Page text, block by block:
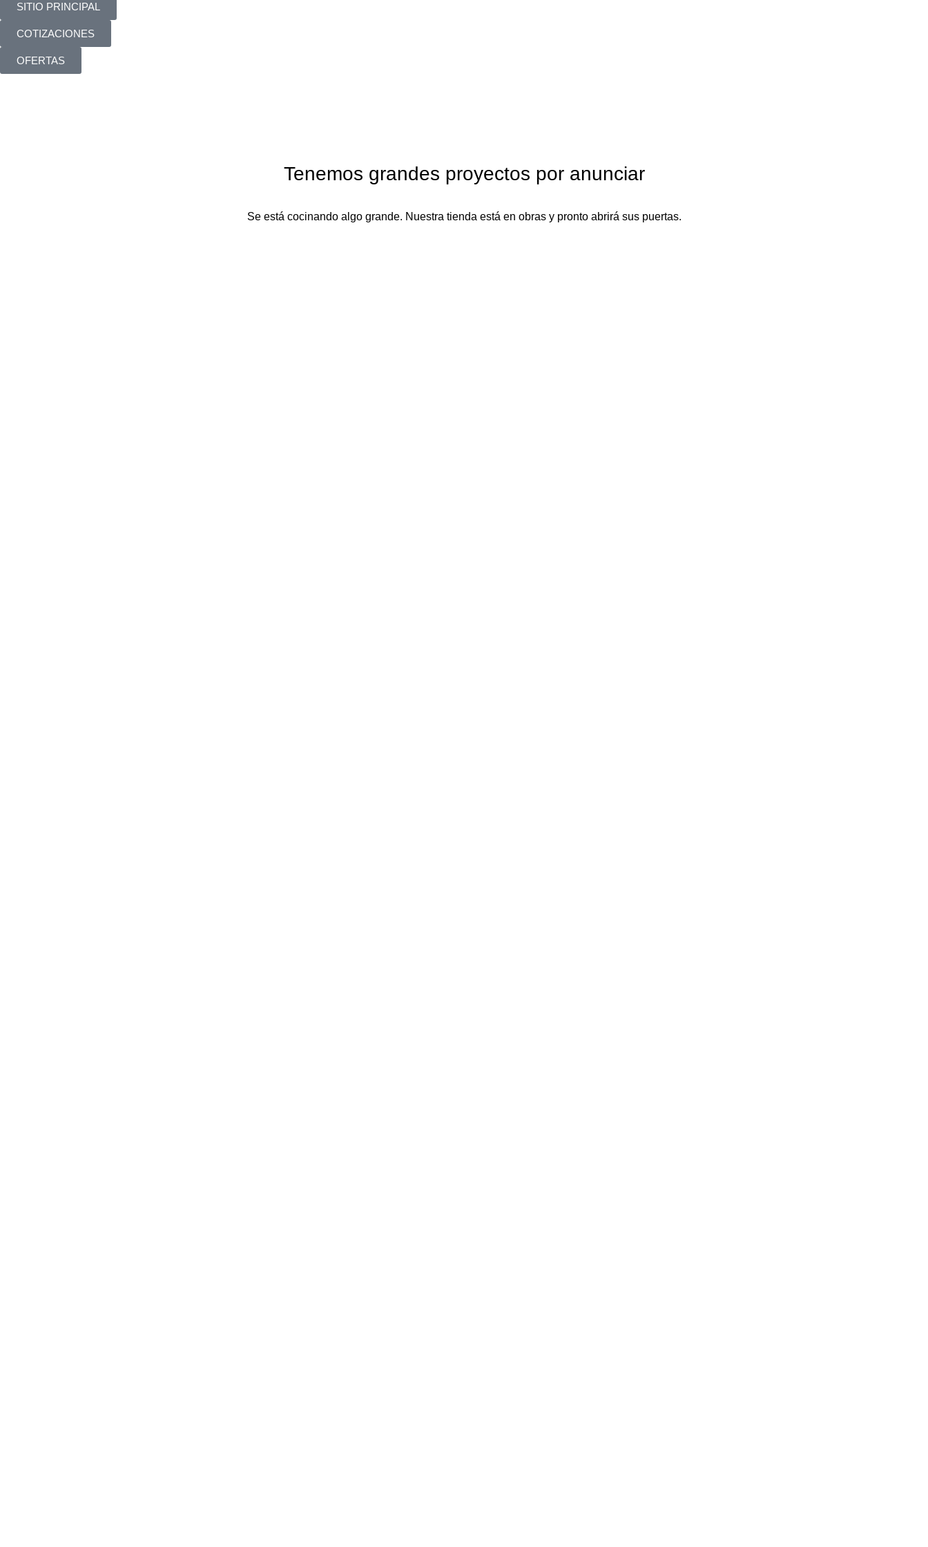
SITIO PRINCIPAL
COTIZACIONES
OFERTAS
Tenemos grandes proyectos por anunciar
Se está cocinando algo grande. Nuestra tienda está en obras y pronto abrirá sus puertas.